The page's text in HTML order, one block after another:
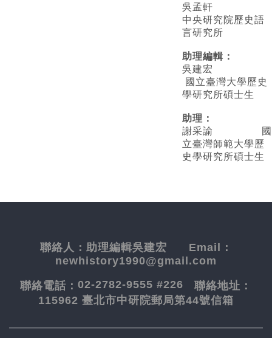
吳孟軒
中央研究院歷史語
言研究所
助理編輯：
吳建宏
國立臺灣大學歷史
學研究所碩士生
助理：
謝采諭
國
立臺灣師範大學歷
史學研究所碩士生
聯絡人： 助理編輯吳建宏 Email：
newhistory1990@gmail.com
聯絡電話： 02-2782-9555 #226 聯絡地址：
115962 臺北市中研院郵局第44號信箱